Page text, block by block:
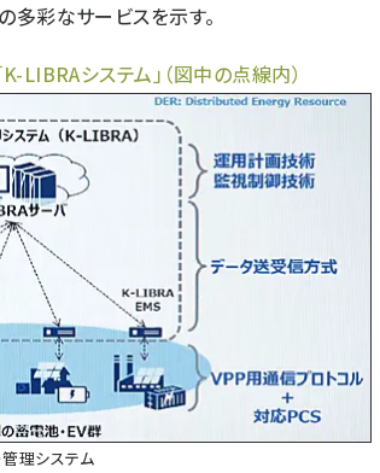
多彩なサービスを示す。
システム」（図中の点線内）
理システム